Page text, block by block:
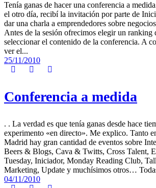
Tenía ganas de hacer una conferencia a
el otro día, recibí la invitación por parte de
dar una charla a emprendedores sobre
Antes de la sesión ofrecimos elegir un ranking
seleccionar el contenido de la conferencia. A
ver el...
25/11/2010
Conferencia a medida
. . La verdad es que tenía ganas desde hace
experimento «en directo». Me explico. Tanto
Madrid hay gran cantidad de eventos sobre
Beers & Blogs, Cava & Twitts, Cross Talent,
Tuesday, Iniciador, Monday Reading Club,
Marketing, Update y muchísimos otros…
04/11/2010